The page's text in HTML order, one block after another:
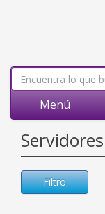
Menú
Servidores
Filtro